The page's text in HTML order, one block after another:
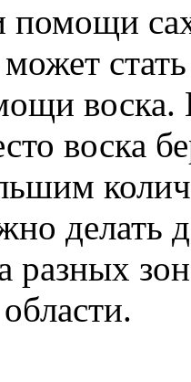
воска.
воска
делать
разных